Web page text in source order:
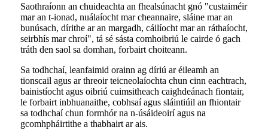
Saothraíonn an chuideachta an fhealsúnacht gnó "custaiméir
mar an t-ionad, nuálaíocht mar cheannaire, sláine mar an
bunúsach, dírithe ar an margadh, cáilíocht mar an ráthaíocht,
seirbhís mar chroí", tá sé sásta comhoibriú le cairde ó gach
tráth den saol sa domhan, forbairt choiteann.
Sa todhchaí, leanfaimid orainn ag díriú ar éileamh an
tionscail agus ar threoir teicneolaíochta chun cinn eachtrach,
bainistíocht agus oibriú cuimsitheach caighdeánach fiontair,
le forbairt inbhuanaithe, cobhsaí agus sláintiúil an fhiontair
sa todhchaí chun formhór na n-úsáideoirí agus na
gcomhpháirtithe a thabhairt ar ais.